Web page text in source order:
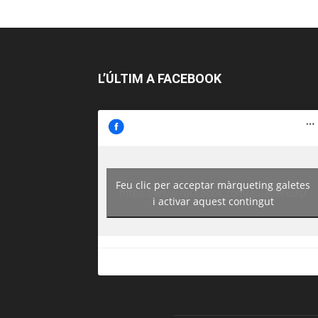
L’ÚLTIM A FACEBOOK
https://www.facebook.com/guiadereus/
Feu clic per acceptar màrqueting galetes
i activar aquest contingut